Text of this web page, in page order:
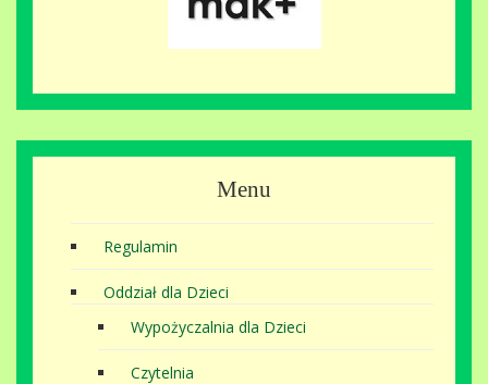
Menu
Regulamin
Oddział dla Dzieci
Wypożyczalnia dla Dzieci
Czytelnia